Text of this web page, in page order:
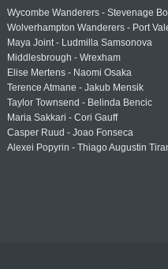
Wycombe Wanderers - Stevenage
Wolverhampton Wanderers - Port
Maya Joint - Ludmilla Samsonova
Middlesbrough - Wrexham
Elise Mertens - Naomi Osaka
Terence Atmane - Jakub Mensik
Taylor Townsend - Belinda Bencic
Maria Sakkari - Cori Gauff
Casper Ruud - Joao Fonseca
Alexei Popyrin - Thiago Augustin